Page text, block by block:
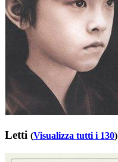
Letti (Visualizza tutti i 130)